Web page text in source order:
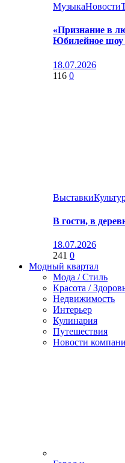
МузыкаНовости
«Признание в
Юбилейное шоу
18.07.2026
116 0
Выставки
В гости, в
18.07.2026
241 0
Модный квартал
Мода / Стиль
Красота /
Недвижимость
Интерьер
Кулинария
Путешествия
Новости